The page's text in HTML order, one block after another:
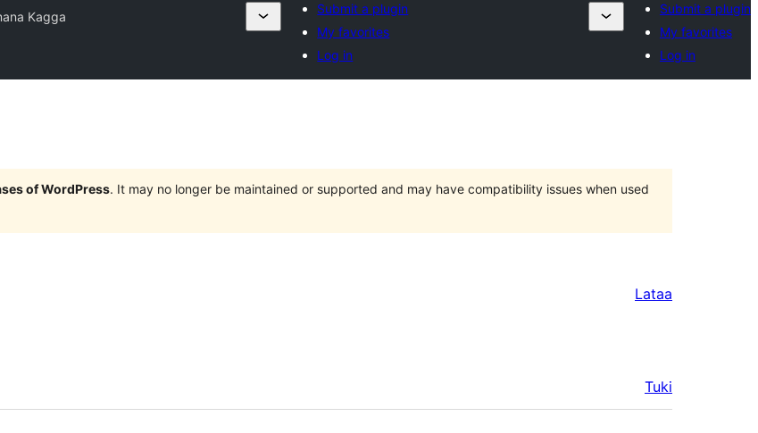
Kagga
Submit a plugin
My favorites
Log in
Submit a plugin
My favorites
Log in
of WordPress. It may no longer be maintained or supported and may have compatibility issues when used
Lataa
Tuki